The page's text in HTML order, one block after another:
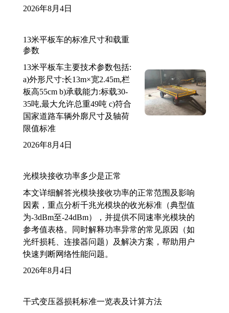
2026年8月4日
13米平板车的标准尺寸和载重
参数
13米平板车主要技术参数包括:
a)外形尺寸:长13m×宽2.45m,栏
板高55cm b)承载能力:标载30-
35吨,最大允许总重49吨 c)符合
国家道路车辆外廓尺寸及轴荷
限值标准
2026年8月4日
光模块接收功率多少是正常
本文详细解答光模块接收功率的正常范围及影响
因素，重点分析千兆光模块的收光标准（典型值
为-3dBm至-24dBm），并提供不同速率光模块的
参考值表格。同时解释功率异常的常见原因（如
光纤损耗、连接器问题）及解决方案，帮助用户
快速判断网络性能问题。
2026年8月4日
干式变压器损耗标准一览表及计算方法